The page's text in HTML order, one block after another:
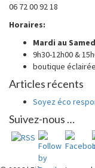
06 72 00 92 18
Horaires:
Mardi au
9h30-12h00 &
boutique
Articles récents
Soyez éco
Suivez-nous …